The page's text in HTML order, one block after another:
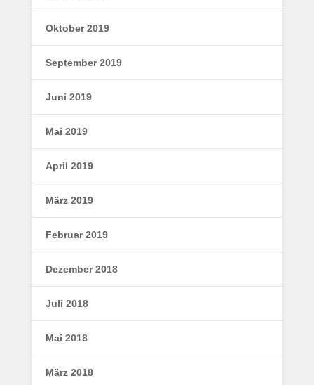
Oktober 2019
September 2019
Juni 2019
Mai 2019
April 2019
März 2019
Februar 2019
Dezember 2018
Juli 2018
Mai 2018
März 2018